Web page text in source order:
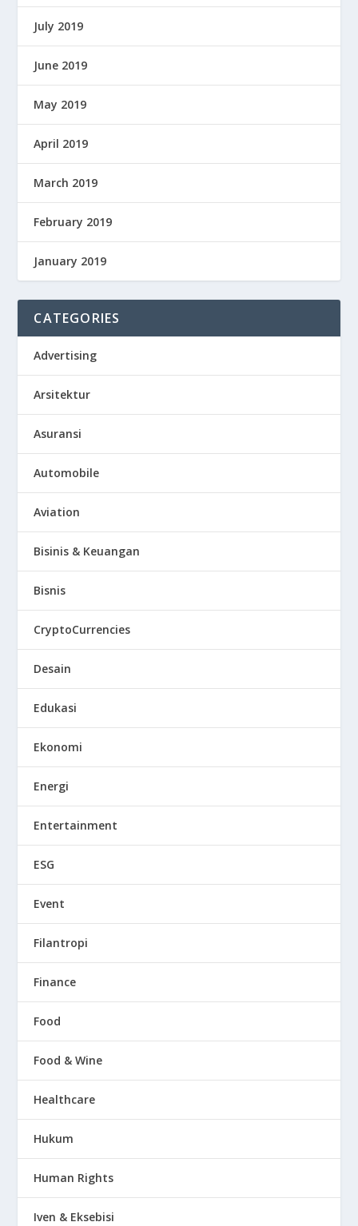
July 2019
June 2019
May 2019
April 2019
March 2019
February 2019
January 2019
CATEGORIES
Advertising
Arsitektur
Asuransi
Automobile
Aviation
Bisinis & Keuangan
Bisnis
CryptoCurrencies
Desain
Edukasi
Ekonomi
Energi
Entertainment
ESG
Event
Filantropi
Finance
Food
Food & Wine
Healthcare
Hukum
Human Rights
Iven & Eksebisi